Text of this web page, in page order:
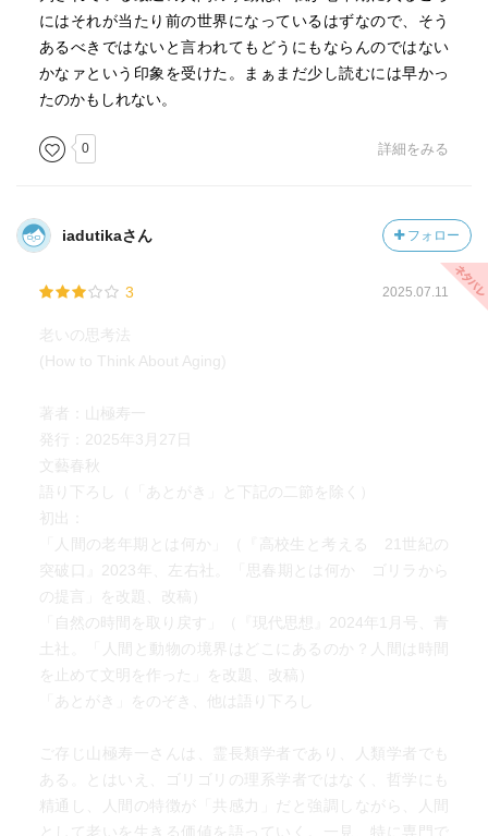
にはそれが当たり前の世界になっているはずなので、そう
あるべきではないと言われてもどうにもならんのではない
かなァという印象を受けた。まぁまだ少し読むには早かっ
たのかもしれない。
0 詳細をみる
iadutikaさん フォロー
3 2025.07.11
老いの思考法
(How to Think About Aging)
著者：山極寿一
発行：2025年3月27日
文藝春秋
語り下ろし（「あとがき」と下記の二節を除く）
初出：
「人間の老年期とは何か」（『高校生と考える 21世紀の
突破口』2023年、左右社。「思春期とは何か ゴリラから
の提言」を改題、改稿）
「自然の時間を取り戻す」（『現代思想』2024年1月号、青
土社。「人間と動物の境界はどこにあるのか？人間は時間
を止めて文明を作った」を改題、改稿）
「あとがき」をのぞき、他は語り下ろし
ご存じ山極寿一さんは、霊長類学者であり、人類学者でも
ある。とはいえ、ゴリゴリの理系学者ではなく、哲学にも
精通し、人間の特徴が「共感力」だと強調しながら、人間
として老いを生きる価値を語っていく。一見、特に専門で